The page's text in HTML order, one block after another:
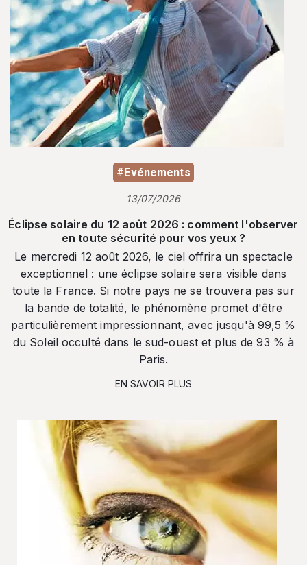
#Evénements
13/07/2026
Éclipse solaire du 12 août 2026 : comment l'observer
en toute sécurité pour vos yeux ?
Le mercredi 12 août 2026, le ciel offrira un spectacle
exceptionnel : une éclipse solaire sera visible dans
toute la France. Si notre pays ne se trouvera pas sur
la bande de totalité, le phénomène promet d'être
particulièrement impressionnant, avec jusqu'à 99,5 %
du Soleil occulté dans le sud-ouest et plus de 93 % à
Paris.
EN SAVOIR PLUS